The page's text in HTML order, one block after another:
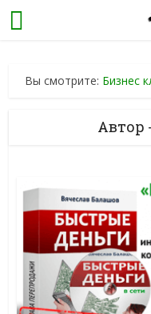
Вы смотрите: Бизнес
Автор